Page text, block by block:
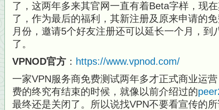
了，这两年多来其官网一直有着Beta字样，现
了，作为最后的福利，其新注册及原来申请的
月份，邀请5个好友注册还可以延长一个月，到
了。
VPNOD官方 ： https://www.vpnod.com/
一家VPN服务商免费测试两年多才正式商业运
费的终究有结束的时候，就像以前介绍过的
最终还是关闭了。所以说找VPN不要看宣传的